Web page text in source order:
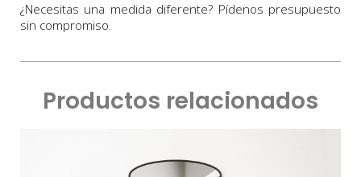
¿Necesitas una medida diferente? Pídenos presupuesto
sin compromiso.
Productos relacionados